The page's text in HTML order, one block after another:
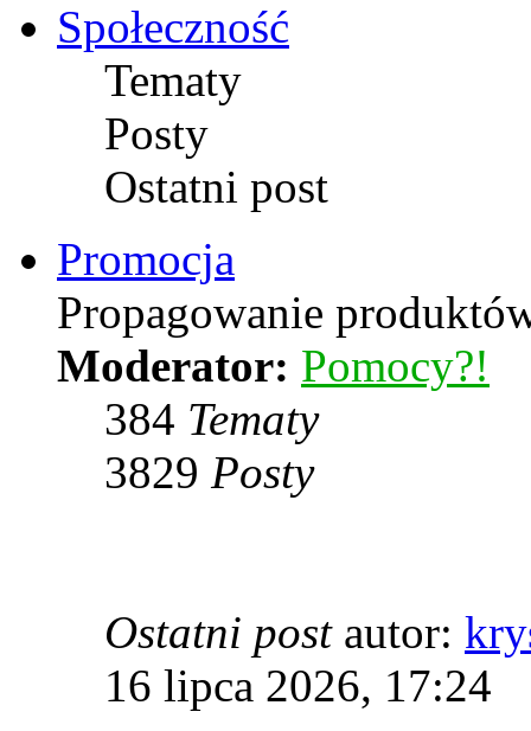
Społeczność
Tematy
Posty
Ostatni post
Promocja
Propagowanie
Moderator: Pomocy?!
384 Tematy
3829 Posty
Ostatni postautor:
16 lipca 2026, 17:24